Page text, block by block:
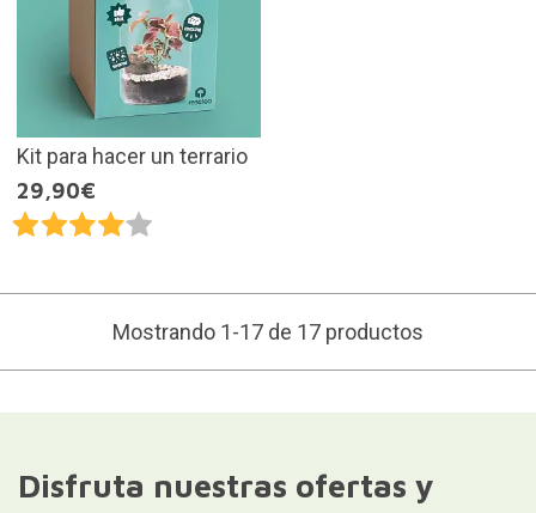
Kit para hacer un terrario
29,90€
Mostrando 1-17 de 17 productos
Disfruta nuestras ofertas y